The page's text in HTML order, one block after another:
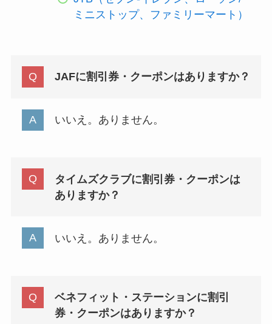
ミニストップ、ファミリーマート）
JAFに割引券・クーポンはありますか？
いいえ。ありません。
タイムズクラブに割引券・クーポンは
ありますか？
いいえ。ありません。
ベネフィット・ステーションに割引
券・クーポンはありますか？